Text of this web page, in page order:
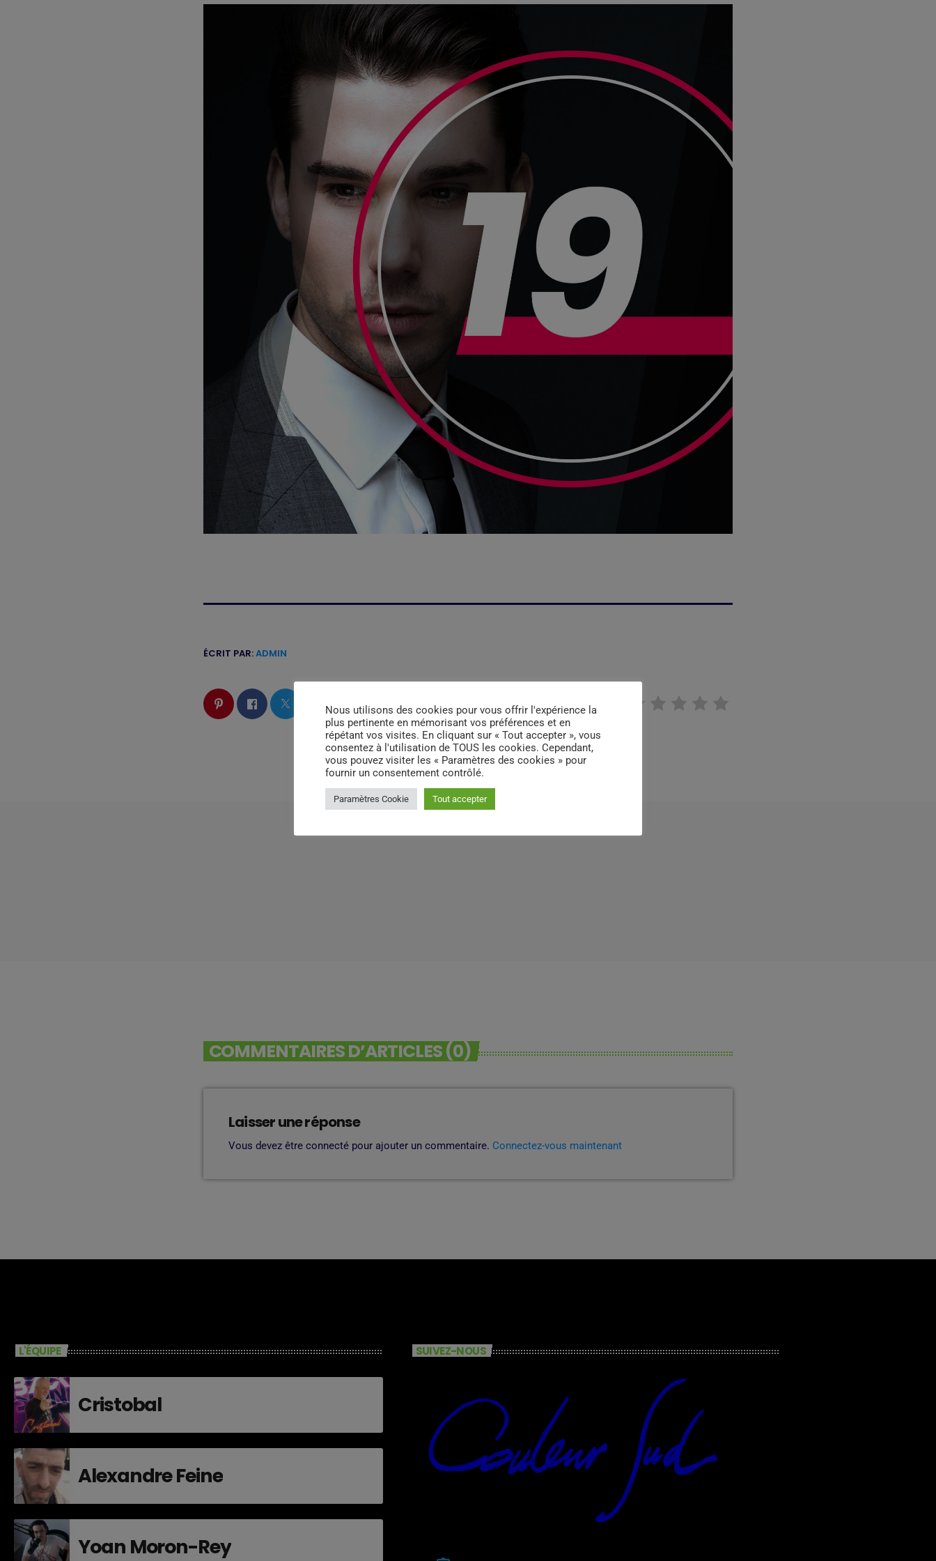
ÉCRIT PAR:ADMIN
email
COMMENTAIRES D’ARTICLES (0)
Laisser une réponse
Vous devez être connecté pour ajouter un commentaire. Connectez-vous maintenant
L'ÉQUIPE
Cristobal
Alexandre Feine
Yoan Moron-Rey
SUIVEZ-NOUS
Nous utilisons des cookies pour vous offrir l'expérience la
plus pertinente en mémorisant vos préférences et en
répétant vos visites. En cliquant sur « Tout accepter », vous
consentez à l'utilisation de TOUS les cookies. Cependant,
vous pouvez visiter les « Paramètres des cookies » pour
fournir un consentement contrôlé.
Paramètres Cookie Tout accepter